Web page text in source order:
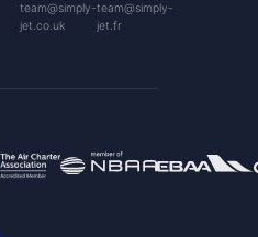
team@simply-
jet.co.uk
team@simply-
jet.fr